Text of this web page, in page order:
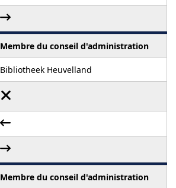
Membre du conseil d'administration
Bibliotheek Heuvelland
Membre du conseil d'administration